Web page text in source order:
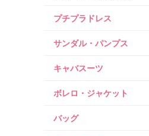
プチプラドレス
サンダル・パンプス
キャバスーツ
ボレロ・ジャケット
バッグ